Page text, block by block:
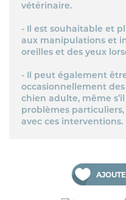
vétérinaire.
- Il est souhaitable et
aux manipulations et
oreilles et des yeux
- Il peut également
occasionnellement des
chien adulte, même
problèmes
avec ces interventions.